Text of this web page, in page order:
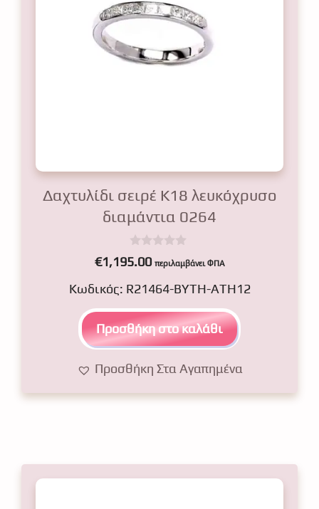
Δαχτυλίδι σειρέ Κ18 λευκόχρυσο
διαμάντια 0264
0
o
t
f
5
€1,195.00 περιλαμβάνει ΦΠΑ
Κωδικός: R21464-BYTH-ATH12
Προσθήκη στο καλάθι
Προσθήκη Στα Αγαπημένα